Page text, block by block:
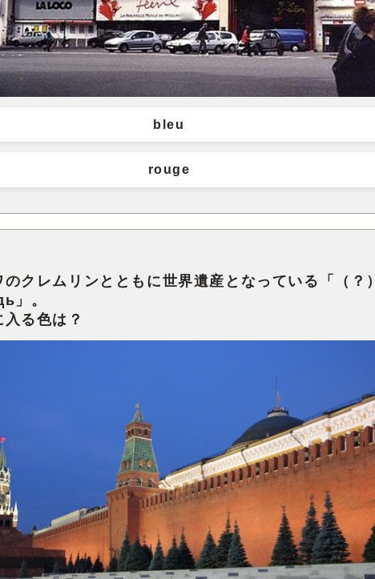
bleu
rouge
のクレムリンとともに世界遺産となっている「（？）
」。
入る色は？